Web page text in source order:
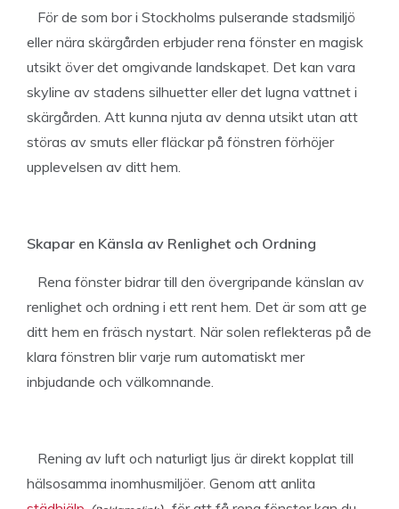
För de som bor i Stockholms pulserande stadsmiljö
eller nära skärgården erbjuder rena fönster en magisk
utsikt över det omgivande landskapet. Det kan vara
skyline av stadens silhuetter eller det lugna vattnet i
skärgården. Att kunna njuta av denna utsikt utan att
störas av smuts eller fläckar på fönstren förhöjer
upplevelsen av ditt hem.
Skapar en Känsla av Renlighet och Ordning
Rena fönster bidrar till den övergripande känslan av
renlighet och ordning i ett rent hem. Det är som att ge
ditt hem en fräsch nystart. När solen reflekteras på de
klara fönstren blir varje rum automatiskt mer
inbjudande och välkomnande.
Rening av luft och naturligt ljus är direkt kopplat till
hälsosamma inomhusmiljöer. Genom att anlita